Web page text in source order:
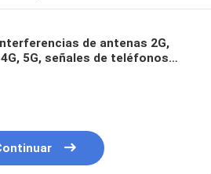
de antenas 2G,
4G, 5G, señales de teléfonos